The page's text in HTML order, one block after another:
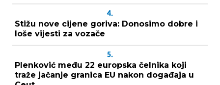
4.
Stižu nove cijene goriva: Donosimo dobre i
loše vijesti za vozače
5.
Plenković među 22 europska čelnika koji
traže jačanje granica EU nakon događaja u